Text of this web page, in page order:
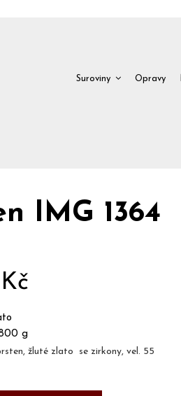
Suroviny Opravy
IMG 1364
g
žluté zlato se zirkony, vel. 55